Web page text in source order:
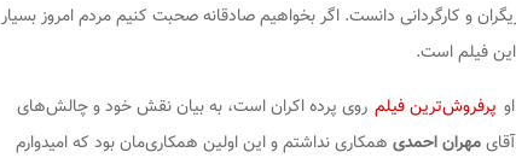
و کارگردانی دانست. اگر بخواهیم صادقانه صحبت کنیم مردم امروز بسیار
فیلم است.
پرفروش‌ترین فیلم روی پرده اکران است، به بیان نقش خود و چالش‌های
مهران احمدی همکاری نداشتم و این اولین همکاری‌مان بود که امیدوارم